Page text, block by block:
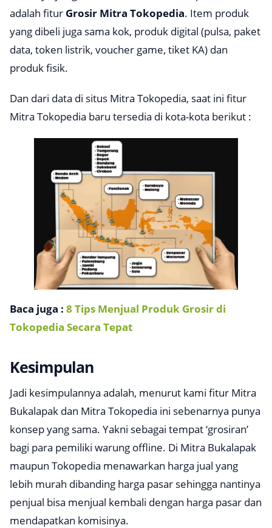
adalah fitur Grosir Mitra Tokopedia. Item produk
yang dibeli juga sama kok, produk digital (pulsa, paket
data, token listrik, voucher game, tiket KA) dan
produk fisik.
Dan dari data di situs Mitra Tokopedia, saat ini fitur
Mitra Tokopedia baru tersedia di kota-kota berikut :
Baca juga : 8 Tips Menjual Produk Grosir di
Tokopedia Secara Tepat
Kesimpulan
Jadi kesimpulannya adalah, menurut kami fitur Mitra
Bukalapak dan Mitra Tokopedia ini sebenarnya punya
konsep yang sama. Yakni sebagai tempat ‘grosiran’
bagi para pemiliki warung offline. Di Mitra Bukalapak
maupun Tokopedia menawarkan harga jual yang
lebih murah dibanding harga pasar sehingga nantinya
penjual bisa menjual kembali dengan harga pasar dan
mendapatkan komisinya.